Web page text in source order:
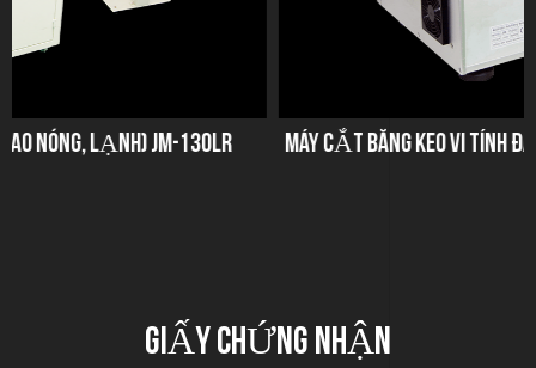
MÁY CẮT BĂNG KEO VI TÍNH ĐA CHỨC NĂNG (GÓC) JM-
GIẤY CHỨNG NHẬN